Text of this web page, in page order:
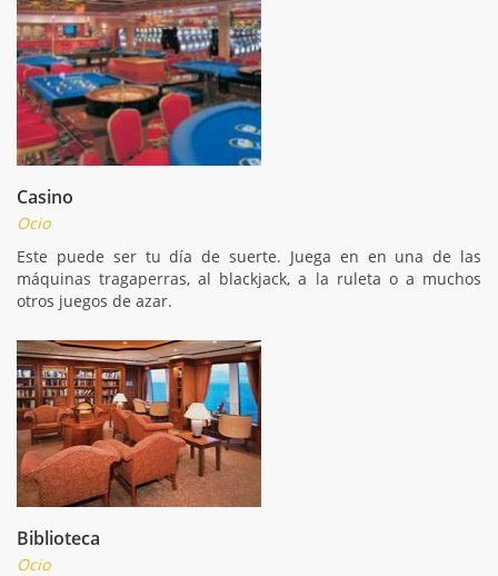
Casino
Ocio
Este puede ser tu día de suerte. Juega en en una de las
máquinas tragaperras, al blackjack, a la ruleta o a muchos
otros juegos de azar.
Biblioteca
Ocio